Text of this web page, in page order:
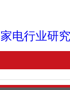
家电行业研